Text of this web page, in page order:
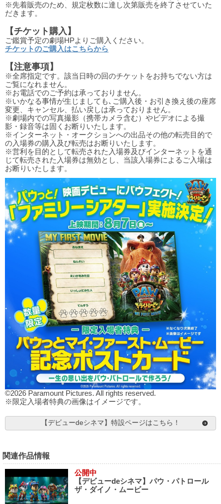
※先着販売のため、規定枚数に達し次第販売を終了させていた
だきます。
【チケット購入】
ご鑑賞予定の劇場HPよりご購入ください。
チケットのご購入はこちらから
【注意事項】
※全席指定です。該当日時の回のチケットをお持ちでない方は
ご覧になれません。
※お電話でのご予約は承っておりません。
※いかなる事情が生じましても､ご購入後・お引き換え後の座席
変更、キャンセル、払い戻しは承っておりません。
※劇場内での写真撮影（携帯カメラ含む）やビデオによる撮
影・録音等は固くお断りいたします。
※インターネット・オークションへの出品その他の転売目的で
の入場券の購入及び転売はお断りいたします。
※営利を目的として転売された入場券及びインターネットを通
じて転売された入場券は無効とし、当該入場券によるご入場は
お断りいたします。
©2026 Paramount Pictures. All rights reserved.
※限定入場者特典の画像はイメージです。
【デビューdeシネマ】特設ページはこちら！
関連作品情報
公開中
【デビューdeシネマ】パウ・パトロール
ザ・ダイノ・ムービー